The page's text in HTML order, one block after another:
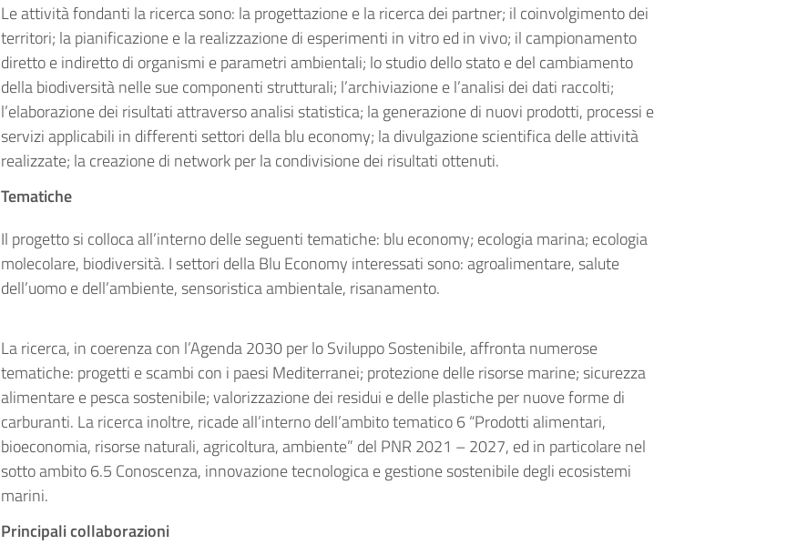
Le attività fondanti la ricerca sono: la progettazione e la ricerca dei partner; il coinvolgimento dei
territori; la pianificazione e la realizzazione di esperimenti in vitro ed in vivo; il campionamento
diretto e indiretto di organismi e parametri ambientali; lo studio dello stato e del cambiamento
della biodiversità nelle sue componenti strutturali; l’archiviazione e l’analisi dei dati raccolti;
l’elaborazione dei risultati attraverso analisi statistica; la generazione di nuovi prodotti, processi e
servizi applicabili in differenti settori della blu economy; la divulgazione scientifica delle attività
realizzate; la creazione di network per la condivisione dei risultati ottenuti.
Tematiche
Il progetto si colloca all’interno delle seguenti tematiche: blu economy; ecologia marina; ecologia
molecolare, biodiversità. I settori della Blu Economy interessati sono: agroalimentare, salute
dell’uomo e dell’ambiente, sensoristica ambientale, risanamento.
La ricerca, in coerenza con l’Agenda 2030 per lo Sviluppo Sostenibile, affronta numerose
tematiche: progetti e scambi con i paesi Mediterranei; protezione delle risorse marine; sicurezza
alimentare e pesca sostenibile; valorizzazione dei residui e delle plastiche per nuove forme di
carburanti. La ricerca inoltre, ricade all’interno dell’ambito tematico 6 “Prodotti alimentari,
bioeconomia, risorse naturali, agricoltura, ambiente” del PNR 2021 – 2027, ed in particolare nel
sotto ambito 6.5 Conoscenza, innovazione tecnologica e gestione sostenibile degli ecosistemi
marini.
Principali collaborazioni